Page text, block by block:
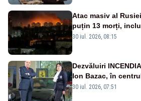
Atac masiv al
puțin 13 morți,
ridicat avioanele de
30 iul. 2026, 08:15
Dezvăluiri
Ion Bazac, în
publice
30 iul. 2026, 07:51